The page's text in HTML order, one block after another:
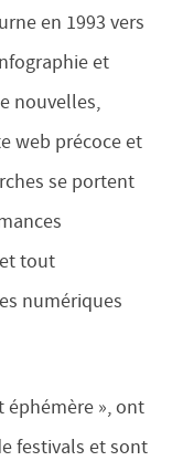
en 1993 vers
et
nouvelles,
web précoce et
se portent
tout
numériques
éphémère », ont
festivals et sont